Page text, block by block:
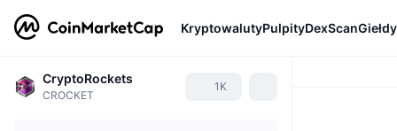
KryptowalutyPulpityDexScanGiełdy
CryptoRockets
CROCKET
1K